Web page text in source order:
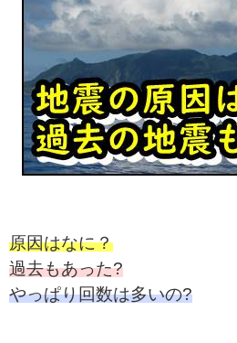
原因はなに？
過去もあった?
やっぱり回数は多いの?